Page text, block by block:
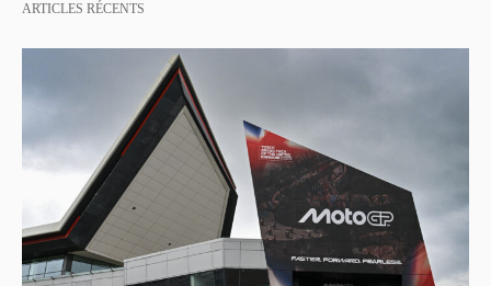
ARTICLES RÉCENTS